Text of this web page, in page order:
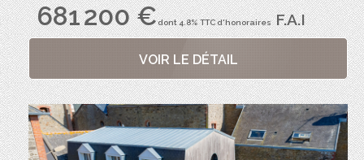
681 200 €dont 4.8% TTC d'honorairesF.A.I
VOIR LE DÉTAIL